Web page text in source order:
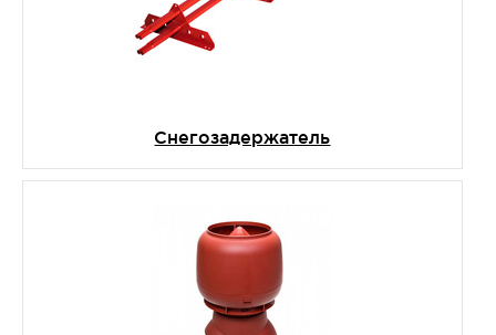
Снегозадержатель